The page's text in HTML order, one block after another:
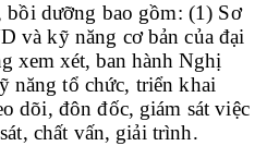
bồi dưỡng bao gồm: (1) Sơ
và kỹ năng cơ bản của đại
xem xét, ban hành Nghị
năng tổ chức, triển khai
dõi, đôn đốc, giám sát việc
chất vấn, giải trình.